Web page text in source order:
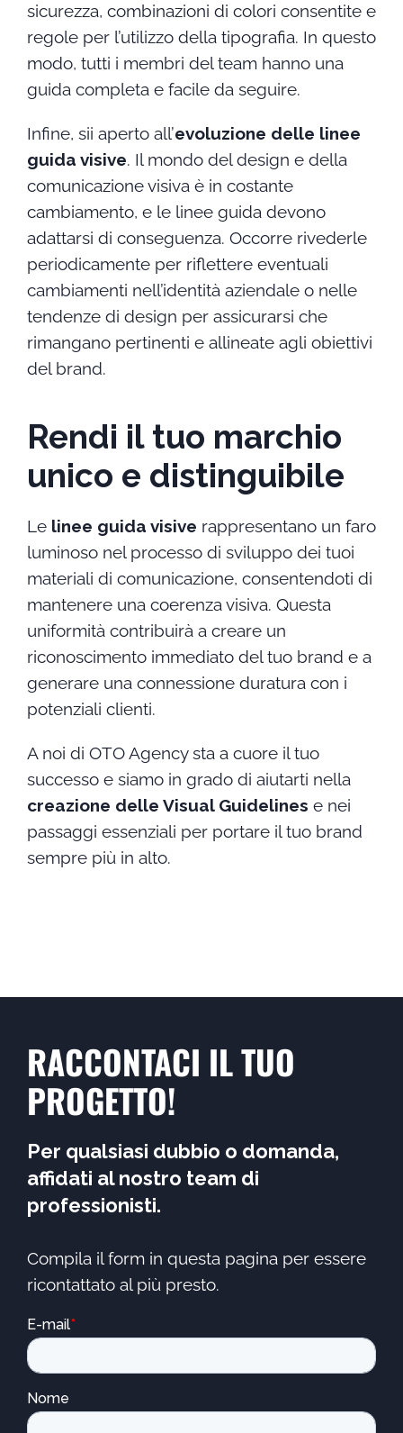
sicurezza, combinazioni di colori consentite e
regole per l’utilizzo della tipografia. In questo
modo, tutti i membri del team hanno una
guida completa e facile da seguire.
Infine, sii aperto all’evoluzione delle linee
guida visive. Il mondo del design e della
comunicazione visiva è in costante
cambiamento, e le linee guida devono
adattarsi di conseguenza. Occorre rivederle
periodicamente per riflettere eventuali
cambiamenti nell’identità aziendale o nelle
tendenze di design per assicurarsi che
rimangano pertinenti e allineate agli obiettivi
del brand.
Rendi il tuo marchio
unico e distinguibile
Le linee guida visive rappresentano un faro
luminoso nel processo di sviluppo dei tuoi
materiali di comunicazione, consentendoti di
mantenere una coerenza visiva. Questa
uniformità contribuirà a creare un
riconoscimento immediato del tuo brand e a
generare una connessione duratura con i
potenziali clienti.
A noi di OTO Agency sta a cuore il tuo
successo e siamo in grado di aiutarti nella
creazione delle Visual Guidelines e nei
passaggi essenziali per portare il tuo brand
sempre più in alto.
RACCONTACI IL TUO
PROGETTO!
Per qualsiasi dubbio o domanda,
affidati al nostro team di
professionisti.
Compila il form in questa pagina per essere
ricontattato al più presto.